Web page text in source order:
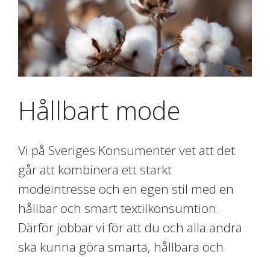
Hållbart mode
Vi på Sveriges Konsumenter vet att det
går att kombinera ett starkt
modeintresse och en egen stil med en
hållbar och smart textilkonsumtion.
Därför jobbar vi för att du och alla andra
ska kunna göra smarta, hållbara och